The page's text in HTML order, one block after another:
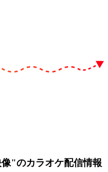
像"のカラオケ配信情報